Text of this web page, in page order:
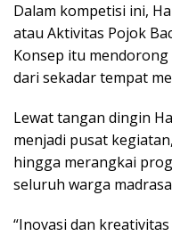
Dalam kompetisi ini,
atau Aktivitas Pojok
Konsep itu
dari sekadar tempat
Lewat tangan dingin
menjadi pusat
hingga merangkai
seluruh warga
“Inovasi dan